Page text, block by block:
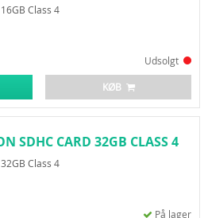
Class 4
Udsolgt
KØB
SDHC CARD 32GB CLASS 4
Class 4
På lager